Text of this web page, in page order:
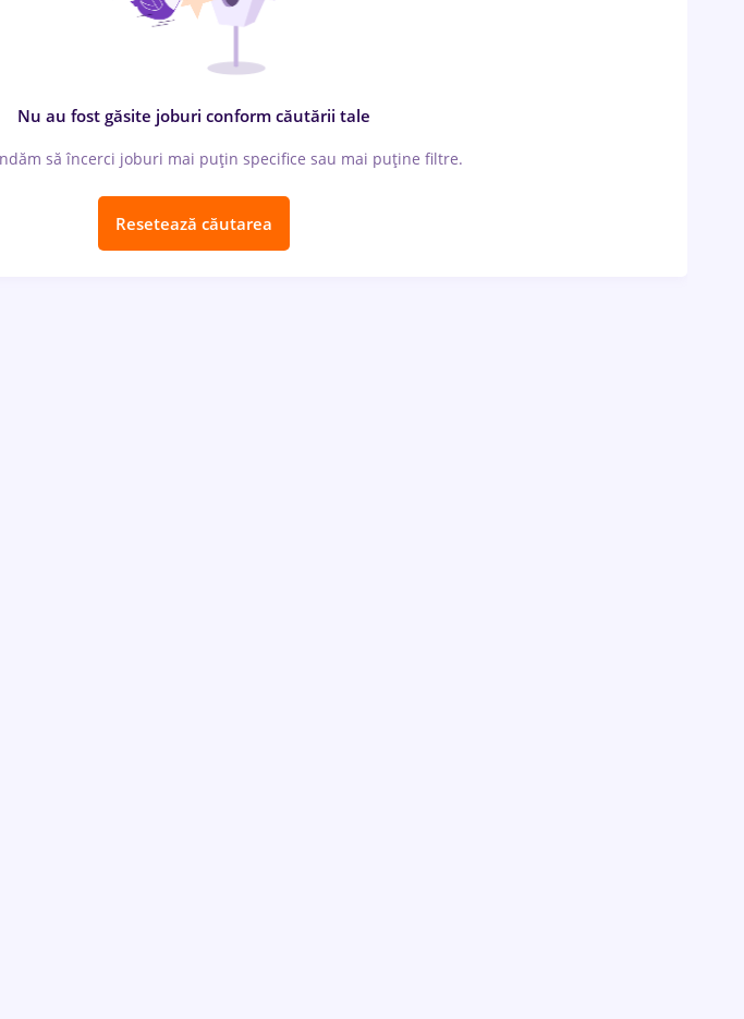
Nu au fost găsite joburi conform căutării tale
să încerci joburi mai puțin specifice sau mai puține filtre.
Resetează căutarea